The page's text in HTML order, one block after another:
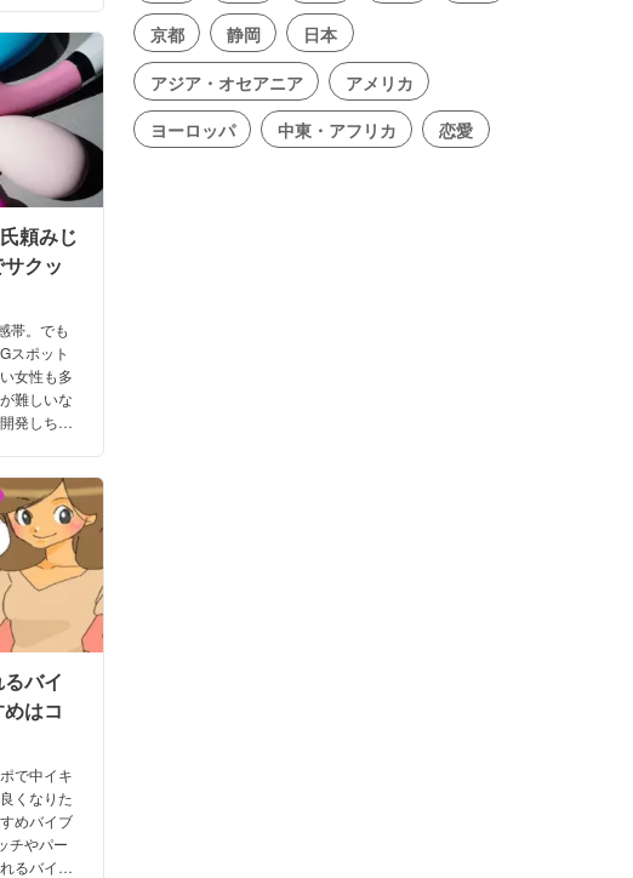
頼みじ
クッ
帯。でも
スポット
女性も多
難しいな
発しちゃ
バイ
はコ
で中イキ
くなりた
めバイブ
チやパー
るバイブ
京都
静岡
日本
アジア・オセアニア
アメリカ
ヨーロッパ
中東・アフリカ 恋愛